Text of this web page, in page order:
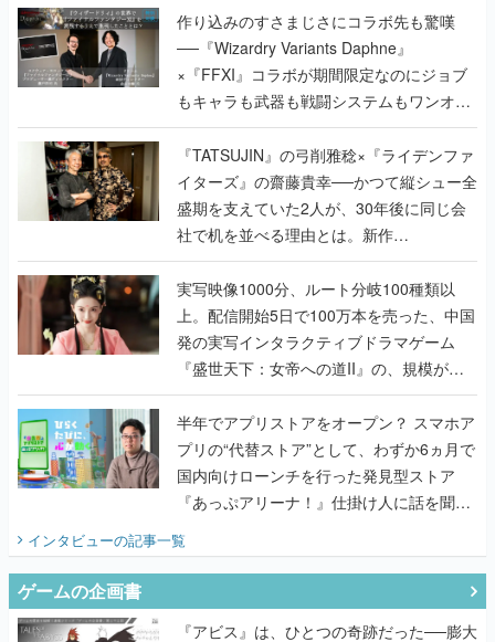
作り込みのすさまじさにコラボ先も驚嘆
──『Wizardry Variants Daphne』
×『FFXI』コラボが期間限定なのにジョブ
もキャラも武器も戦闘システムもワンオフ
で作り込まれた理由を両ディレクターに聞
く
『TATSUJIN』の弓削雅稔×『ライデンファ
イターズ』の齋藤貴幸──かつて縦シュー全
盛期を支えていた2人が、30年後に同じ会
社で机を並べる理由とは。新作
『TATSUJIN EXTREME』で初タッグを組
んだレジェンド2人に訊く開発秘話
実写映像1000分、ルート分岐100種類以
上。配信開始5日で100万本を売った、中国
発の実写インタラクティブドラマゲーム
『盛世天下：女帝への道II』の、規模が違
うこだわりをプロデューサーに聞いた
半年でアプリストアをオープン？ スマホア
プリの“代替ストア”として、わずか6ヵ月で
国内向けローンチを行った発見型ストア
『あっぷアリーナ！』仕掛け人に話を聞い
インタビューの記事一覧
ゲームの企画書
『アビス』は、ひとつの奇跡だった──膨大